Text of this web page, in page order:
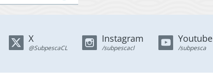
X
@SubpescaCL
Instagram
/subpescacl
Youtube
/subpesca